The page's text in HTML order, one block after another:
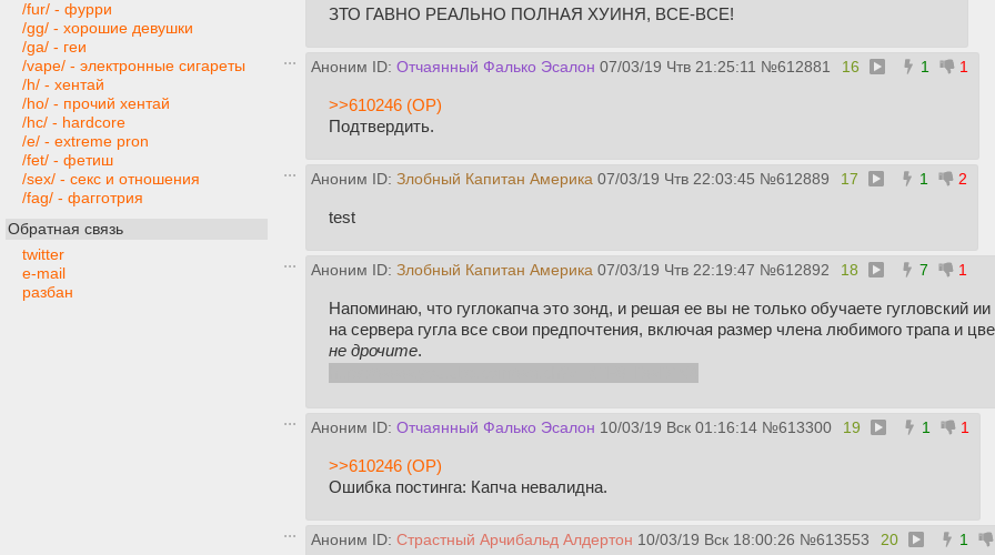
/fur/ - фурри
/gg/ - хорошие девушки
/ga/ - геи
/vape/ - электронные сигареты
/h/ - хентай
/ho/ - прочий хентай
/hc/ - hardcore
/e/ - extreme pron
/fet/ - фетиш
/sex/ - секс и отношения
/fag/ - фагготрия
Обратная связь
twitter
e-mail
разбан
ЗТО ГАВНО РЕАЛЬНО ПОЛНАЯ ХУИНЯ, ВСЕ-ВСЕ!
Аноним ID: Отчаянный Фалько Эсалон 07/03/19 Чтв 21:25:11 №612881 16 1 1
>>610246 (OP)
Подтвердить.
Аноним ID: Злобный Капитан Америка 07/03/19 Чтв 22:03:45 №612889 17 1 2
test
Аноним ID: Злобный Капитан Америка 07/03/19 Чтв 22:19:47 №612892 18 7 1
Напоминаю, что гуглокапча это зонд, и решая ее вы не только обучаете гугловский
на сервера гугла все свои предпочтения, включая размер члена любимого трапа и
не дрочите.
Аноним ID: Отчаянный Фалько Эсалон 10/03/19 Вск 01:16:14 №613300 19 1 1
>>610246 (OP)
Ошибка постинга: Капча невалидна.
Аноним ID: Страстный Арчибальд Алдертон 10/03/19 Вск 18:00:26 №613553 20 1